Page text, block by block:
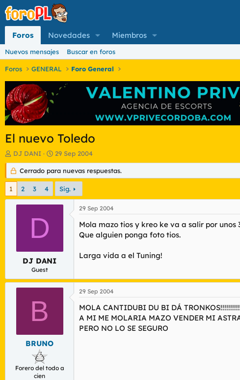
Foros Novedades Miembros
Nuevos mensajes Buscar en foros
Foros GENERAL Foro General
El nuevo Toledo
I
n
i
c
a
d
DJ DANI
F
e
c
h
d
e
i
o
29 Sep 2004
Cerrado para nuevas respuestas.
1 2 3 4 Sig.
D
DJ DANI
Guest
29 Sep 2004
Mola mazo tios y kreo ke va a salir por
Que alguien ponga foto tios.
Larga vida a el Tuning!
B
BRUNO
Forero del todo a
cien
29 Sep 2004
MOLA CANTIDUBI DU BI DÁ
A MI ME MOLARIA MAZO VENDER MI
PERO NO LO SE SEGURO